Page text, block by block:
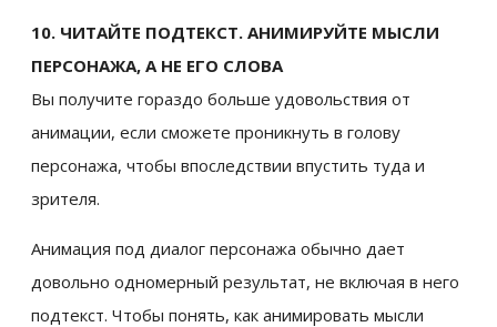
10. ЧИТАЙТЕ ПОДТЕКСТ. АНИМИРУЙТЕ МЫСЛИ
ПЕРСОНАЖА, А НЕ ЕГО СЛОВА
Вы получите гораздо больше удовольствия от
анимации, если сможете проникнуть в голову
персонажа, чтобы впоследствии впустить туда и
зрителя.
Анимация под диалог персонажа обычно дает
довольно одномерный результат, не включая в него
подтекст. Чтобы понять, как анимировать мысли